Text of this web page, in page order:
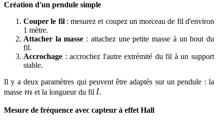
Création d'un pendule simple
Couper le fil: mesurez et coupez un morceau de fil d'environ
1 mètre.
Attacher la masse : attachez une petite masse à un bout du
fil.
Accrochage : accrochez l'autre extrémité du fil à un support
stable.
Il y a deux paramètres qui peuvent être adaptés sur un pendule : la
masse m
m et la longueur du fil l
l.
Mesure de fréquence avec capteur à effet Hall